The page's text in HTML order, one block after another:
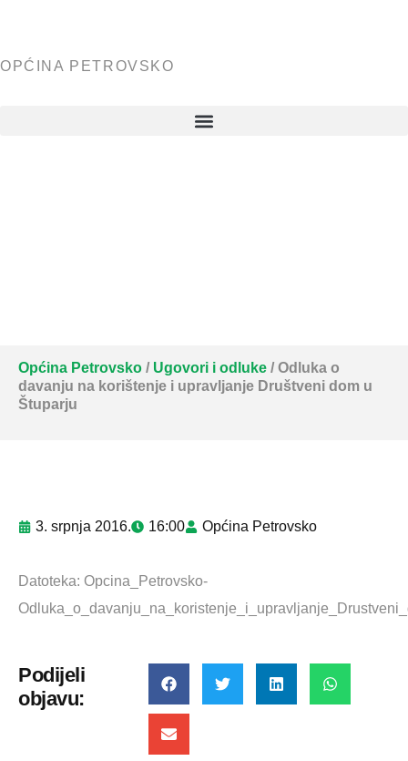
OPĆINA PETROVSKO
Općina Petrovsko / Ugovori i odluke / Odluka o
davanju na korištenje i upravljanje Društveni dom u
Štuparju
3. srpnja 2016. 16:00 Općina Petrovsko
Datoteka: Opcina_Petrovsko-
Podijeli
objavu: